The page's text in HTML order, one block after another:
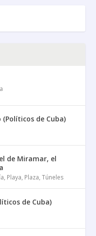
de Cuba)
de Miramar, el
, Playa, Plaza,Túneles
de Cuba)